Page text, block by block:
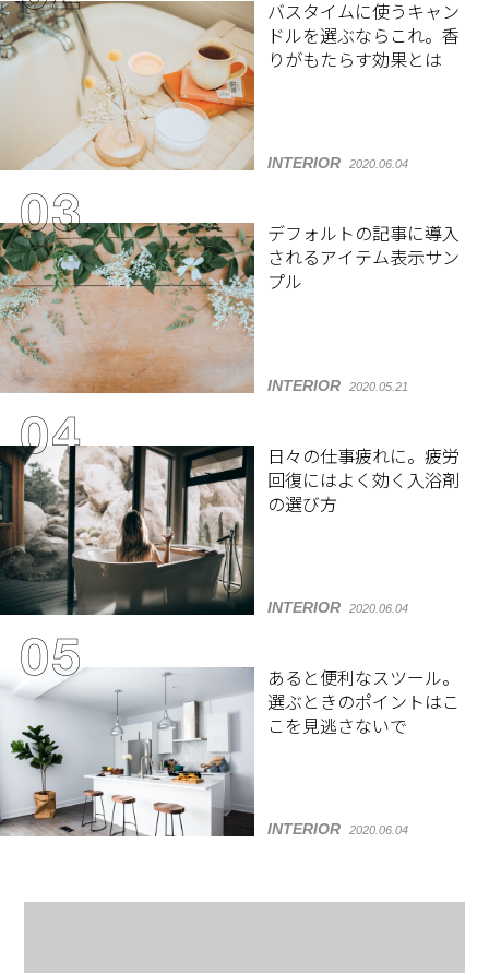
バスタイムに使うキャン
ドルを選ぶならこれ。香
りがもたらす効果とは
INTERIOR 2020.06.04
デフォルトの記事に導入
されるアイテム表示サン
プル
INTERIOR 2020.05.21
日々の仕事疲れに。疲労
回復にはよく効く入浴剤
の選び方
INTERIOR 2020.06.04
あると便利なスツール。
選ぶときのポイントはこ
こを見逃さないで
INTERIOR 2020.06.04